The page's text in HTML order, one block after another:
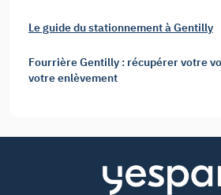
Le guide du stationnement à Gentilly
Fourrière Gentilly : récupérer votre
votre enlèvement